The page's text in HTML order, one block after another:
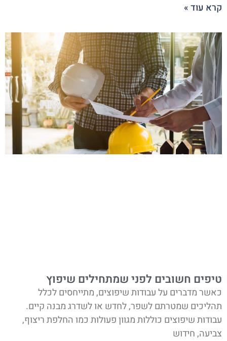
קרא עוד »
טיפים חשובים לפני שמתחילים שיפוץ
כאשר מדברים על עבודות שיפוצים, מתייחסים לכלל
תהליכים שמטרתם לשפר, לחדש או לשדרג מבנה קיים.
עבודות שיפוצים כוללות מגוון פעולות כמו החלפת ריצוף,
צביעה, חידוש